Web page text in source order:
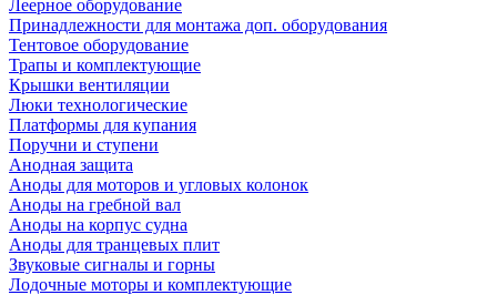
Леерное оборудование
Принадлежности для монтажа доп. оборудования
Тентовое оборудование
Трапы и комплектующие
Крышки вентиляции
Люки технологические
Платформы для купания
Поручни и ступени
Анодная защита
Аноды для моторов и угловых колонок
Аноды на гребной вал
Аноды на корпус судна
Аноды для транцевых плит
Звуковые сигналы и горны
Лодочные моторы и комплектующие